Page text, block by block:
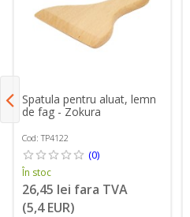
Spatula pentru aluat, lemn
de fag - Zokura
Cod: TP4122
(0)
În stoc
26,45 lei fara TVA
(5,4 EUR)